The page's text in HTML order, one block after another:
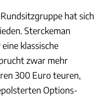
hat sich
Sterckeman
klassische
zwar mehr
300 Euro teuren,
Options-